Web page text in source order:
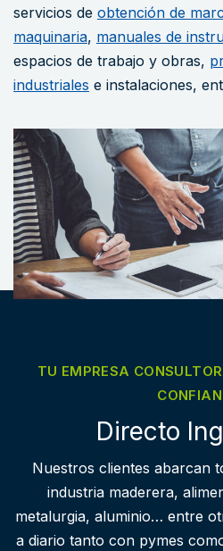
servicios de obtención de
maquinaria, manuales de
espacios de trabajo y obras,
industriales e instalaciones,
TU EMPRESA
Directo
Nuestros clientes abarcan
industria maderera,
metalurgia, aluminio… entre
a diario tanto con pymes